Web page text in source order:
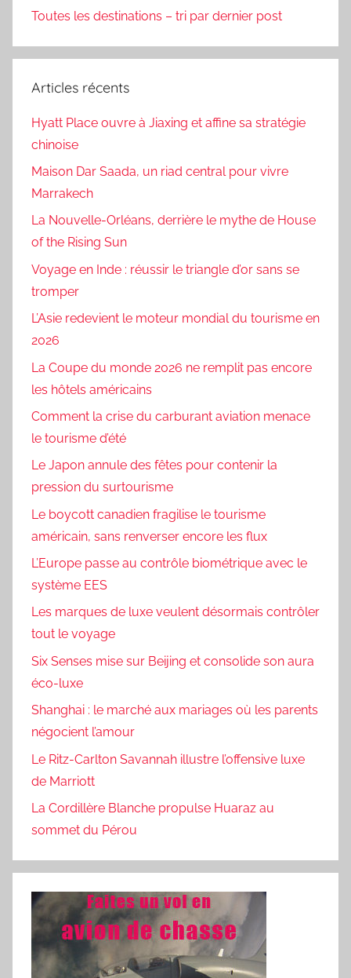
Toutes les destinations – tri par dernier post
Articles récents
Hyatt Place ouvre à Jiaxing et affine sa stratégie
chinoise
Maison Dar Saada, un riad central pour vivre
Marrakech
La Nouvelle-Orléans, derrière le mythe de House
of the Rising Sun
Voyage en Inde : réussir le triangle d’or sans se
tromper
L’Asie redevient le moteur mondial du tourisme en
2026
La Coupe du monde 2026 ne remplit pas encore
les hôtels américains
Comment la crise du carburant aviation menace
le tourisme d’été
Le Japon annule des fêtes pour contenir la
pression du surtourisme
Le boycott canadien fragilise le tourisme
américain, sans renverser encore les flux
L’Europe passe au contrôle biométrique avec le
système EES
Les marques de luxe veulent désormais contrôler
tout le voyage
Six Senses mise sur Beijing et consolide son aura
éco-luxe
Shanghai : le marché aux mariages où les parents
négocient l’amour
Le Ritz-Carlton Savannah illustre l’offensive luxe
de Marriott
La Cordillère Blanche propulse Huaraz au
sommet du Pérou